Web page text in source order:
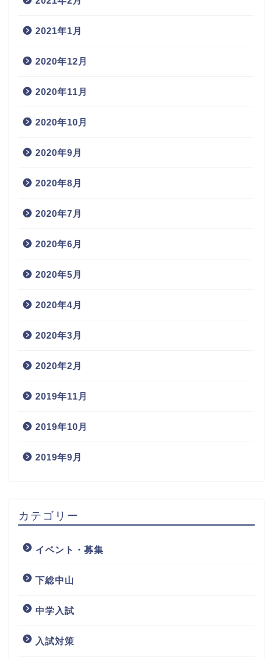
2021年1月
2020年12月
2020年11月
2020年10月
2020年9月
2020年8月
2020年7月
2020年6月
2020年5月
2020年4月
2020年3月
2020年2月
2019年11月
2019年10月
2019年9月
カテゴリー
イベント・募集
下総中山
中学入試
入試対策